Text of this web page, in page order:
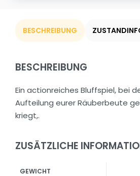
BESCHREIBUNG
BESCHREIBUNG
Ein actionreiches Bluffspiel, bei
Aufteilung eurer Räuberbeute
kriegt,.
ZUSÄTZLICHE
GEWICHT